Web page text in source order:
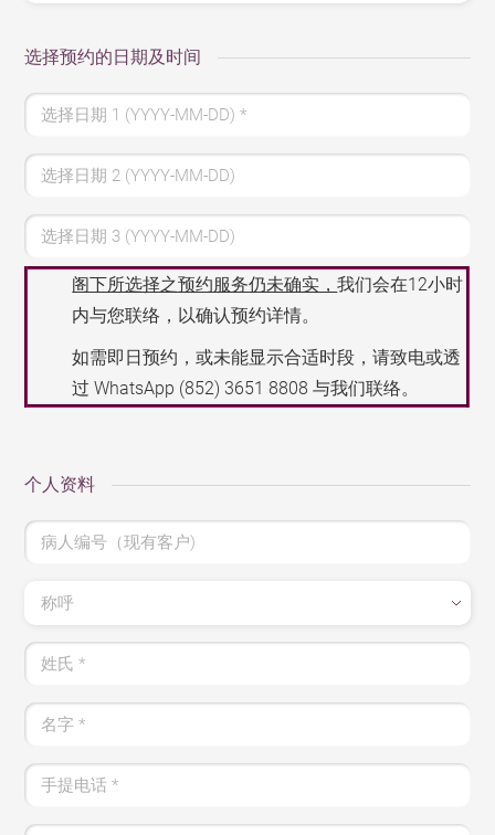
选择预约的日期及时间
选择日期 1 (YYYY-MM-DD)*
选择日期 2 (YYYY-MM-DD)
选择日期 3 (YYYY-MM-DD)
阁下所选择之预约服务仍未确实，我们会在12小时
内与您联络，以确认预约详情。
如需即日预约，或未能显示合适时段，请致电或透
过 WhatsApp (852) 3651 8808 与我们联络。
个人资料
病人编号（现有客户)
称呼
姓氏*
名字*
手提电话*